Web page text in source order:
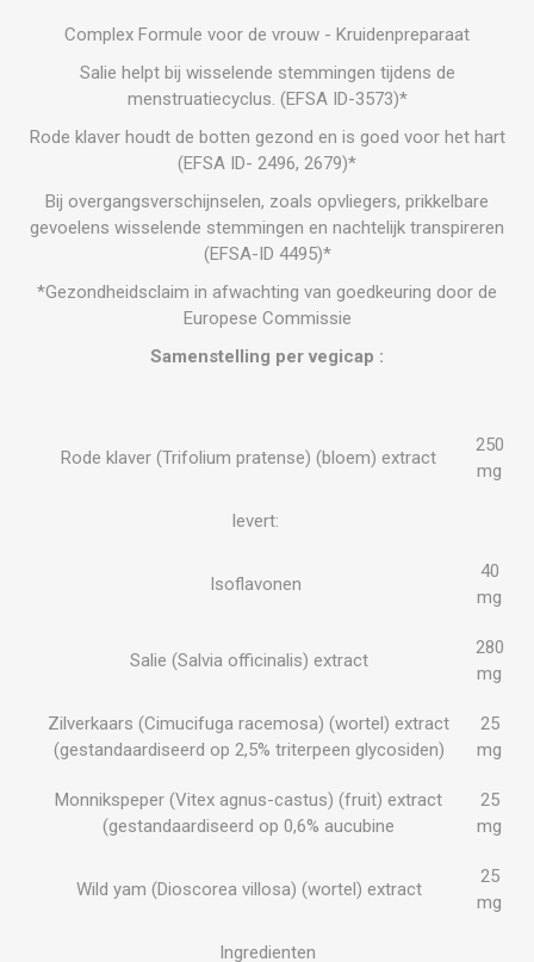
Complex Formule voor de vrouw - Kruidenpreparaat
Salie helpt bij wisselende stemmingen tijdens de
menstruatiecyclus. (EFSA ID-3573)*
Rode klaver houdt de botten gezond en is goed voor het hart
(EFSA ID- 2496, 2679)*
Bij overgangsverschijnselen, zoals opvliegers, prikkelbare
gevoelens wisselende stemmingen en nachtelijk transpireren
(EFSA-ID 4495)*
*Gezondheidsclaim in afwachting van goedkeuring door de
Europese Commissie
Samenstelling per vegicap :
Rode klaver (Trifolium pratense) (bloem) extract
250
mg
levert:
Isoflavonen
40
mg
Salie (Salvia officinalis) extract
280
mg
Zilverkaars (Cimucifuga racemosa) (wortel) extract
(gestandaardiseerd op 2,5% triterpeen glycosiden)
25
mg
Monnikspeper (Vitex agnus-castus) (fruit) extract
(gestandaardiseerd op 0,6% aucubine
25
mg
Wild yam (Dioscorea villosa) (wortel) extract
25
mg
Ingredienten